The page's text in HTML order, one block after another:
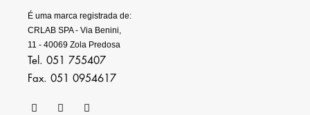
É uma marca registrada de:
CRLAB SPA - Via Benini,
11 - 40069 Zola Predosa
Tel. 051 755407
Fax. 051 0954617